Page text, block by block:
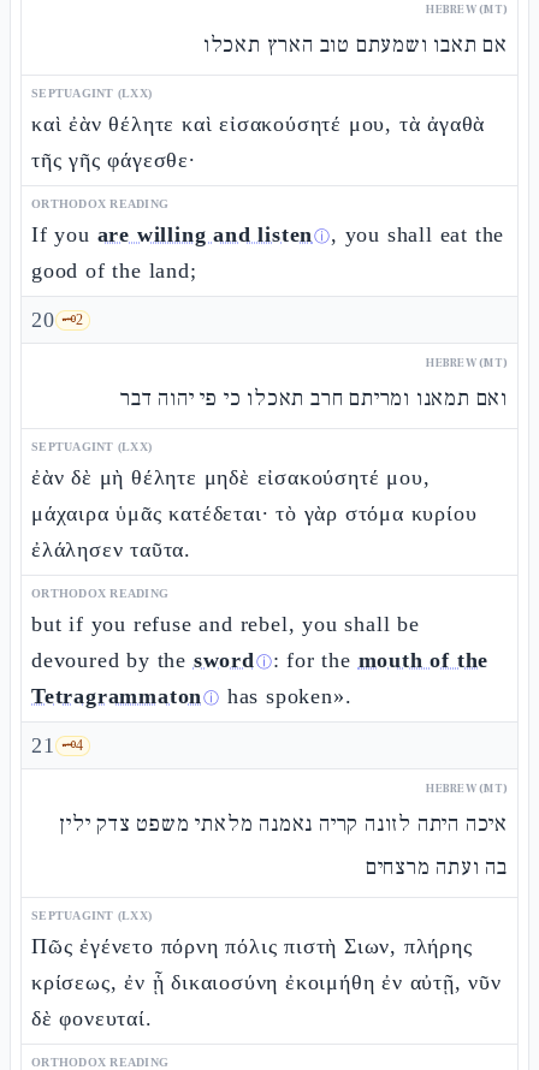
HEBREW (MT)
אם תאבו ושמעתם טוב הארץ תאכלו
SEPTUAGINT (LXX)
καὶ ἐὰν θέλητε καὶ εἰσακούσητέ μου, τὰ ἀγαθὰ
τῆς γῆς φάγεσθε·
ORTHODOX READING
If you are willing and listenⓘ, you shall eat the
good of the land;
20 🗝️2
HEBREW (MT)
ואם תמאנו ומריתם חרב תאכלו כי פי יהוה דבר
SEPTUAGINT (LXX)
ἐὰν δὲ μὴ θέλητε μηδὲ εἰσακούσητέ μου,
μάχαιρα ὑμᾶς κατέδεται· τὸ γὰρ στόμα κυρίου
ἐλάλησεν ταῦτα.
ORTHODOX READING
but if you refuse and rebel, you shall be
devoured by the swordⓘ: for the mouth of the
Tetragrammatonⓘ has spoken».
21 🗝️4
HEBREW (MT)
איכה היתה לזונה קריה נאמנה מלאתי משפט צדק ילין
בה ועתה מרצחים
SEPTUAGINT (LXX)
Πῶς ἐγένετο πόρνη πόλις πιστὴ Σιων, πλήρης
κρίσεως, ἐν ᾗ δικαιοσύνη ἐκοιμήθη ἐν αὐτῇ, νῦν
δὲ φονευταί.
ORTHODOX READING